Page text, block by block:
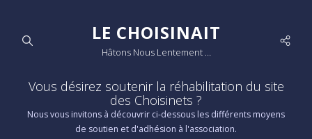
LE CHOISINAIT
Hâtons Nous Lentement …
Vous désirez soutenir la réhabilitation du site
des Choisinets ?
Nous vous invitons à découvrir ci-dessous les différents moyens
de soutien et d'adhésion à l'association.